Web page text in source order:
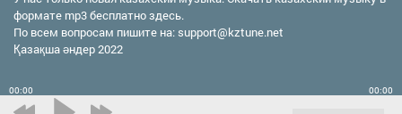
00:00 00:00
формате mp3 бесплатно здесь.
По всем вопросам пишите на: support@kztune.net
Қазақша әндер 2022